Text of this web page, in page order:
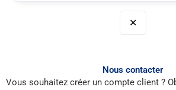
✕
Nous contacter
Vous souhaitez créer un compte client ?